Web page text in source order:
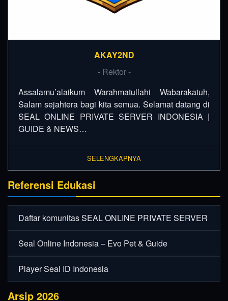
AKAY2ND
- Rektor -
Assalamu’alaikum Warahmatullahi Wabarakatuh,
Salam sejahtera bagi kita semua. Selamat datang di
SEAL ONLINE PRIVATE SERVER INDONESIA |
GUIDE & NEWS…
SELENGKAPNYA
Referensi Edukasi
Daftar komunitas SEAL ONLINE PRIVATE SERVER
Seal Online Indonesia – Evo Pet & Guide
Player Seal ID Indonesia
Arsip 2026